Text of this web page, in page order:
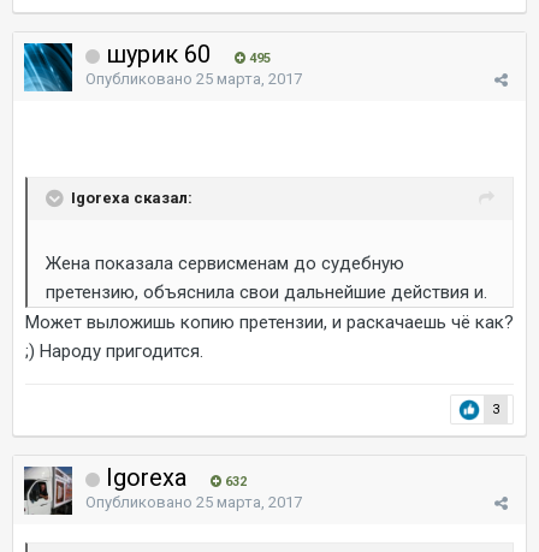
шурик 60 495
Опубликовано 25 марта, 2017
Igorexa сказал:
Жена показала сервисменам до судебную
претензию, объяснила свои дальнейшие действия и.
Может выложишь копию претензии, и раскачаешь чё как?
;) Народу пригодится.
3
Igorexa 632
Опубликовано 25 марта, 2017